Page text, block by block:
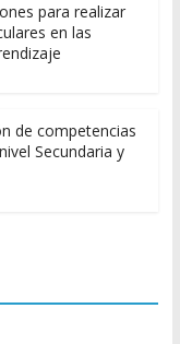
para realizar
en las
de competencias
Secundaria y